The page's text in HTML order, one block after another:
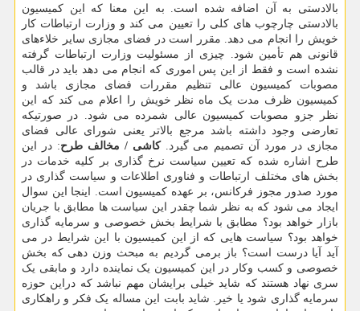
بالادستی به آن اضافه شده است. به این معنا که این کمیسیون
بالادستی چارچوب های کلی را تعیین می کند و وزارت ارتباطات کار
خویش را انجام می دهد. مقرر است در فضای مجازی سایر خلاءهای
قانونی هم تأمین شود. چیزی از مسئولیت وزارت ارتباطات گرفته
نشده است و فقط از این پس اموری که انجام می دهد باید در قالب
مصوبات کمیسیون عالی تنظیم مقررات فضای مجازی باشد و
کمیسیون ظرف مدت یک ماه نظر خویش را اعلام می کند که این
نظر جزو مصوبات کمیسیون عالی شمرده می شود. در صورتیکه
تعارضی وجود داشته باشد مرجع بالاتر یعنی شورای عالی فضای
مجازی در مورد آن تصمیم می گیرد.کاشی / مخالف طرح: در این
طرح اشاره شده که تعیین سیاست نرخ گذاری بر کلیه خدمات در
بخش های مختلف ارتباطات و فناوری اطلاعات و سیاست گذاری در
مورد صدور مجوز فرکانس، بر عهده کمیسیون است. اینجا این سوال
ایجاد می شود که به نظر شما چقدر این سیاست ها مطابق با جریان
بازار خواهد بود؟ مطابق با شرایط بخش خصوصی و سرمایه گذاری
خواهد بود؟ سیاست هایی که از این کمیسیون با این شرایط در می
آید آیا درست است؟ باز برمی گردیم به مبحث وزن دهی که بخش
خصوصی و کسب وکار در این کمیسیون یک نماینده دارد و مابقی یک
سری نهاد هستند که شاید خیلی برایشان مهم نباشد که دراین حوزه
سرمایه گذاری شود یا خیر. شاید بابت این مساله یک فکر و راهکاری